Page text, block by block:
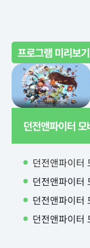
프로그램 미리보기
던전앤파이터 모
던전앤파이터
던전앤파이터
던전앤파이터
던전앤파이터